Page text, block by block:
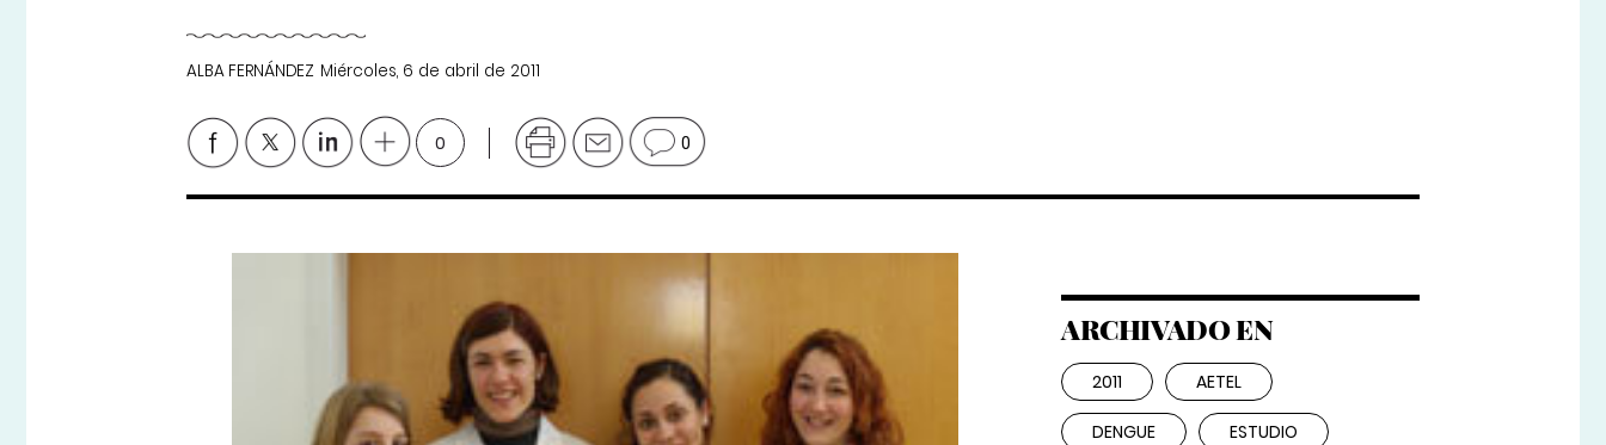
ALBA FERNÁNDEZ Miércoles, 6 de abril de 2011
0 0
ARCHIVADO EN
2011 AETEL
DENGUE ESTUDIO